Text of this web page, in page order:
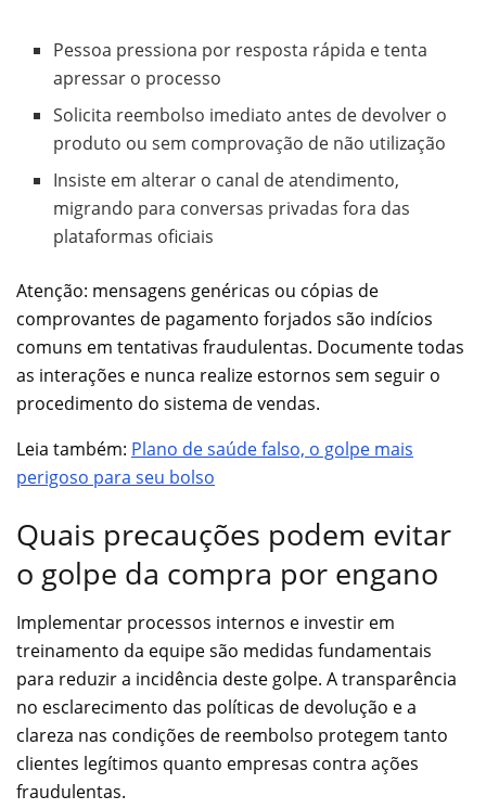
Pessoa pressiona por resposta rápida e tenta
apressar o processo
Solicita reembolso imediato antes de devolver o
produto ou sem comprovação de não utilização
Insiste em alterar o canal de atendimento,
migrando para conversas privadas fora das
plataformas oficiais
Atenção: mensagens genéricas ou cópias de
comprovantes de pagamento forjados são indícios
comuns em tentativas fraudulentas. Documente todas
as interações e nunca realize estornos sem seguir o
procedimento do sistema de vendas.
Leia também: Plano de saúde falso, o golpe mais
perigoso para seu bolso
Quais precauções podem evitar
o golpe da compra por engano
Implementar processos internos e investir em
treinamento da equipe são medidas fundamentais
para reduzir a incidência deste golpe. A transparência
no esclarecimento das políticas de devolução e a
clareza nas condições de reembolso protegem tanto
clientes legítimos quanto empresas contra ações
fraudulentas.